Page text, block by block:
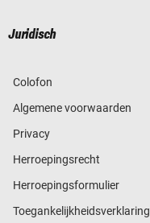
Juridisch
Colofon
Algemene voorwaarden
Privacy
Herroepingsrecht
Herroepingsformulier
Toegankelijkheidsverklaring